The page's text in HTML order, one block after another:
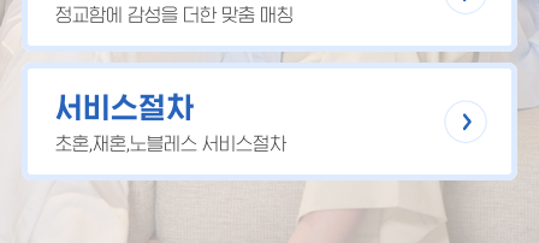
정교함에 감성을 더한 맞춤 매칭
서비스절차
초혼,재혼,노블레스 서비스절차